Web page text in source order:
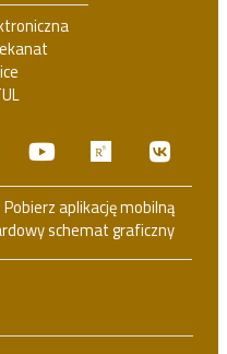
Youtube
Pobierz aplikację mobilną
schemat graficzny